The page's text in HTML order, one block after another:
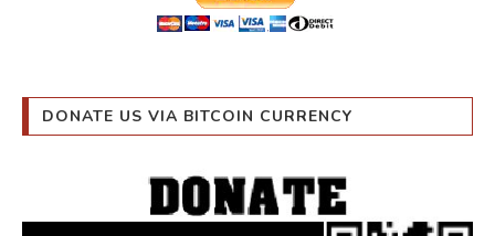
DONATE US VIA BITCOIN CURRENCY